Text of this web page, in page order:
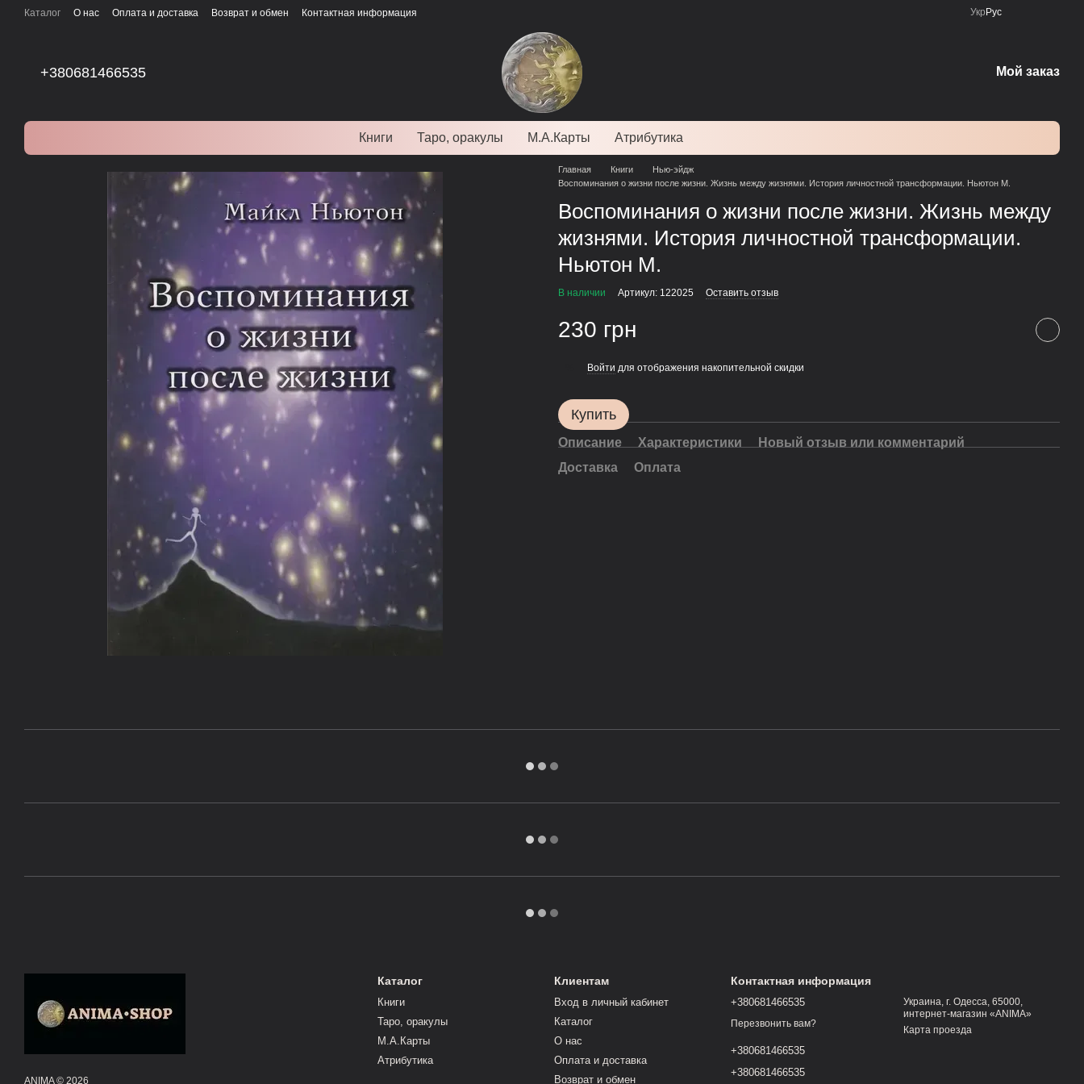
Перейти к основному контенту
Каталог О нас Оплата и доставка Возврат и обмен Контактная информация Укр Рус
+380681466535 Мой заказ
Книги Таро, оракулы М.А.Карты Атрибутика
Главная Книги
Нью-эйдж
Воспоминания о жизни после жизни. Жизнь между жизнями. История личностной трансформации. Ньютон М.
Воспоминания о жизни после жизни. Жизнь между
жизнями. История личностной трансформации.
Ньютон М.
В наличии Артикул: 122025 Оставить отзыв
230 грн
Войти для отображения накопительной скидки
Купить
Описание Характеристики
Новый отзыв или комментарий
Доставка
Оплата
ANIMA © 2026
Каталог
Книги
Таро, оракулы
М.А.Карты
Атрибутика
Клиентам
Вход в личный кабинет
Каталог
О нас
Оплата и доставка
Возврат и обмен
Контактная информация
+380681466535
Перезвонить вам?
+380681466535
+380681466535
Украина, г. Одесса, 65000,
интернет-магазин «ANIMA»
Карта проезда